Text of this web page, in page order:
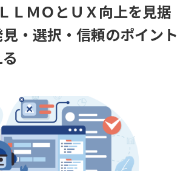
ＬＭＯとＵＸ向上を見据
・選択・信頼のポイント